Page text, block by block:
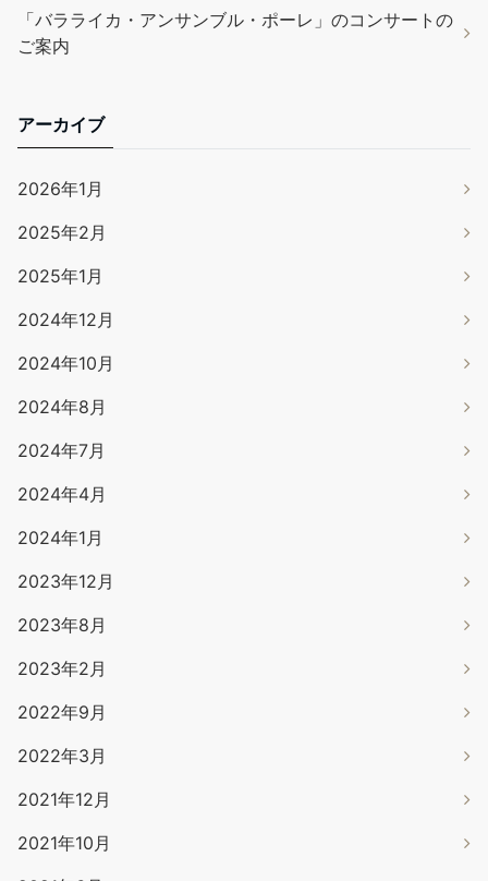
「バラライカ・アンサンブル・ポーレ」のコンサートの
ご案内
アーカイブ
2026年1月
2025年2月
2025年1月
2024年12月
2024年10月
2024年8月
2024年7月
2024年4月
2024年1月
2023年12月
2023年8月
2023年2月
2022年9月
2022年3月
2021年12月
2021年10月